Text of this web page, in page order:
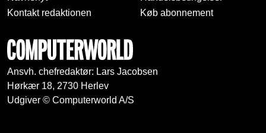
Kontakt redaktionen
Køb abonnement
Ansvh. chefredaktør: Lars Jacobsen
Hørkær 18, 2730 Herlev
Udgiver © Computerworld A/S